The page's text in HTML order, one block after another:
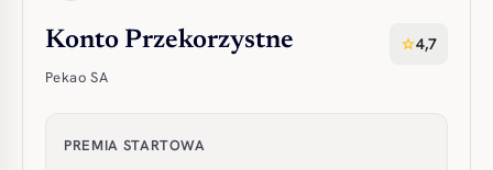
Konto Przekorzystne
Pekao SA
star4,7
PREMIA STARTOWA